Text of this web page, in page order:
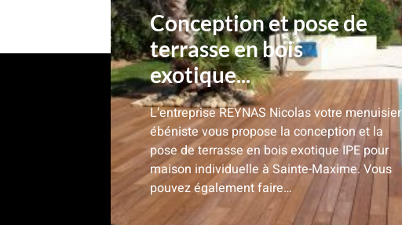
Conception et pose de
terrasse en bois
exotique...
L’entreprise REYNAS Nicolas votre menuisier
ébéniste vous propose la conception et la
pose de terrasse en bois exotique IPE pour
maison individuelle à Sainte-Maxime. Vous
pouvez également faire…